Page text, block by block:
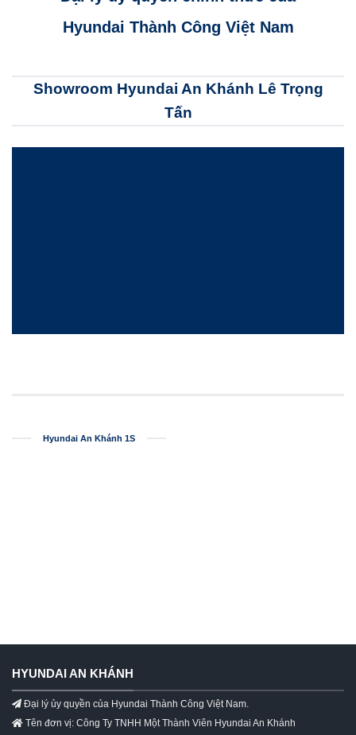
Hyundai Thành Công Việt Nam
Showroom Hyundai An Khánh Lê Trọng
Tấn
Hyundai An Khánh 1S
HYUNDAI AN KHÁNH
Đại lý ủy quyền của Hyundai Thành Công Việt Nam.
Tên đơn vị: Công Ty TNHH Một Thành Viên Hyundai An Khánh